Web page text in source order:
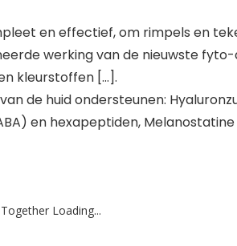
en effectief, om rimpels en
werking van de nieuwste
kleurstoffen […].
de huid ondersteunen:
en hexapeptiden, Melanostatine
Loading...